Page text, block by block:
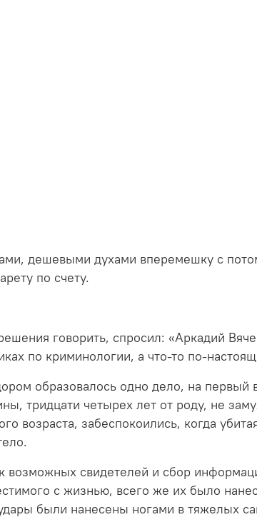
дешевыми духами вперемешку с
по счету.
говорить, спросил: «Аркадий
по криминологии, а что-то по-
образовалось одно дело, на первый
тридцати четырех лет от роду, не
возраста, забеспокоились, когда
возможных свидетелей и сбор
с жизнью, всего же их было
были нанесены ногами в тяжелых